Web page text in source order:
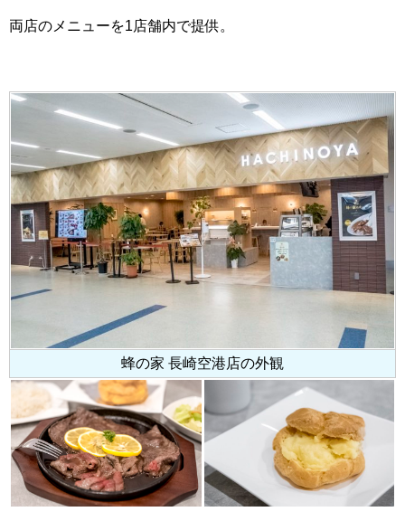
両店のメニューを1店舗内で提供。
蜂の家 長崎空港店の外観